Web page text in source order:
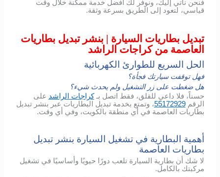
فنحن نأتي إليك، ونوفر لك أفضل خدمة ممكنة خلال وقت
قياسي، لتعود إلى الطريق بسرعة وثقة.
تبديل بطاريات السيارة | بنشر تبديل بطاريات
العاصمة من كراجات الراشد
الحل السريع للطوارئ الكهربائية
فهل توقفت سيارتك فجأة؟
هل ضغطت على زر التشغيل ولم يحدث شيء؟
حسناً، فلا داعي للقلق، فقط اتصل بـكراجات الراشد على
الرقم55172929، وتمتع بخدمة تبديل البطاريات عبر بنشر تبديل
بطاريات العاصمة في أي منطقة بالكويت، وفي أي وقت.
أهمية البطارية في تشغيل السيارة بنشر تبديل
بطاريات العاصمة
لا شك أن بطارية السيارة تلعب دورًا حيويًا وأساسيًا في تشغيل
مركبتك بالكامل.